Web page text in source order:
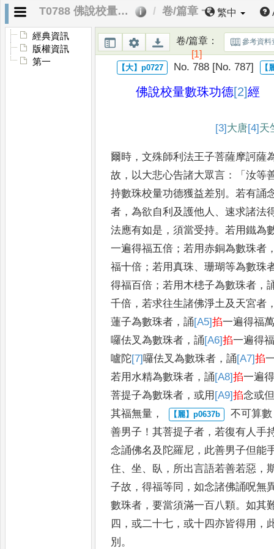
T0788 佛說校量數珠功德經 卷/篇章 一 繁中
經典資訊
版權資訊
第一
卷/篇章：
[1]
參考資料
No. 788 [No. 787]
佛說校量數珠功德[2]經
[3] 大唐[4] 天
爾時 ，文殊師利法王子菩薩摩訶薩
故 ， 以大悲心告諸大眾言 ：「汝等
持數珠校量功德獲益差別 。若有誦
者 ，為欲自利及護他人 、速求諸法
法應有如是 ，須當受持。若用鐵為
一遍得福五倍 ；若用赤銅為數珠者
福十倍 ；若用真珠、珊瑚等為數珠
得福百倍 ；若用木槵子為數珠者 ，
千倍 ，若求往生諸佛淨土及天宮者
蓮子為數珠者 ，誦[A5]掐一遍得福
囉佉叉為數珠者 ，誦[A6]掐一遍得
嚧陀[7]囉佉叉為數珠者 ，誦[A7]掐
若用水精為數珠者 ，誦[A8]掐一遍
菩提子為數珠者 ，或用 [A9]掐念或
其福無量 ， 不可算數
善男子 ！其菩提子者 ，若復有人手
念誦佛名及 陀羅尼 ， 此善男子但能
住、坐、 臥 ， 所出言語若善若惡 ，
子故 ，得福等同 ，如念諸佛誦呪無
數珠者 ，要當須滿一百八顆。如其
四 ，或二十七 ，或十四亦皆得用 ，
別 。